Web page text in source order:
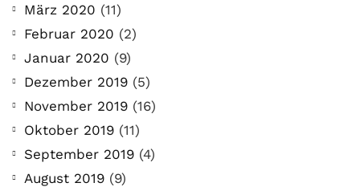
März 2020 (11)
Februar 2020 (2)
Januar 2020 (9)
Dezember 2019 (5)
November 2019 (16)
Oktober 2019 (11)
September 2019 (4)
August 2019 (9)